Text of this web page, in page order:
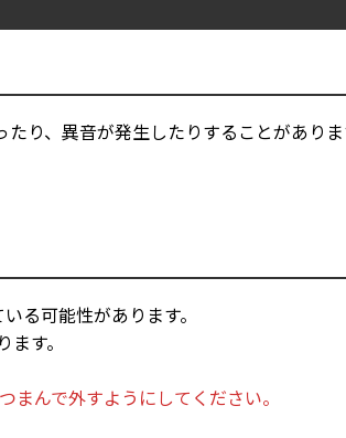
り、異音が発生したりすることがあり
る可能性があります。
す。
まんで外すようにしてください。